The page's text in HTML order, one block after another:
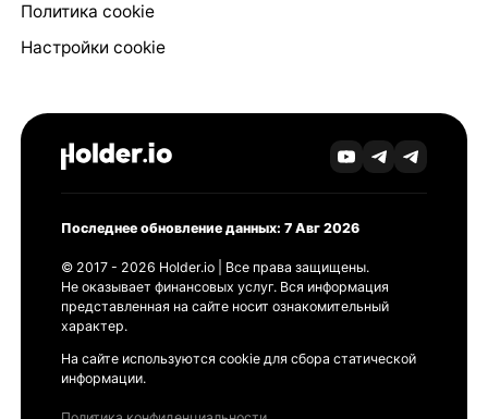
Политика cookie
Настройки cookie
Последнее обновление данных: 7 Авг 2026
© 2017 - 2026 Holder.io | Все права защищены.
Не оказывает финансовых услуг. Вся информация
представленная на сайте носит ознакомительный
характер.
На сайте используются cookie для сбора статической
информации.